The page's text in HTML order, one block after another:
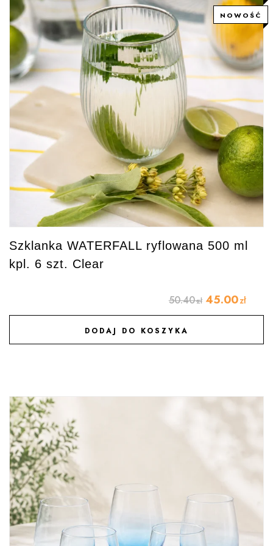
NOWOŚĆ
Szklanka WATERFALL ryflowana 500 ml
kpl. 6 szt. Clear
50.40zł 45.00zł
DODAJ DO KOSZYKA
DODAJ DO ULUBIONYCH